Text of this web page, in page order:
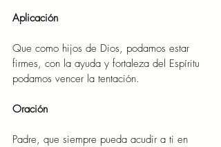
Aplicación
Que como hijos de Dios, podamos estar
firmes, con la ayuda y fortaleza del Espíritu
podamos vencer la tentación.
Oración
Padre, que siempre pueda acudir a ti en